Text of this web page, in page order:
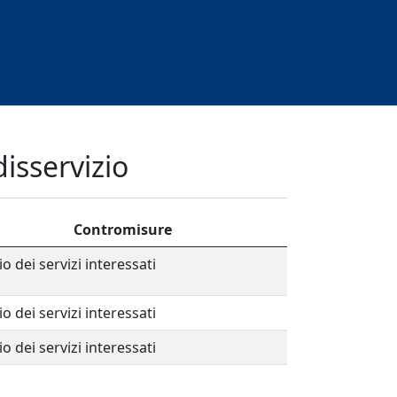
Contromisure
dei servizi interessati
dei servizi interessati
dei servizi interessati